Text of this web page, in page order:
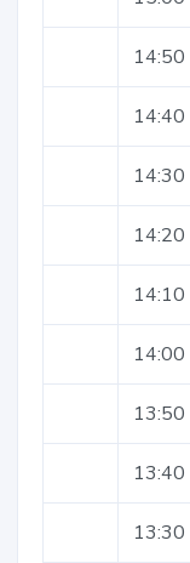
14:50
14:40
14:30
14:20
14:10
14:00
13:50
13:40
13:30